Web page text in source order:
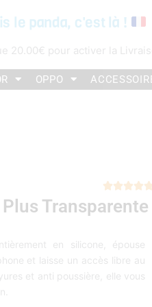
le panda, c'est là !
20.00€ pour activer la
OPPO

Transparente
en silicone, épouse
et laisse un accès libre au
et anti poussière, elle vous